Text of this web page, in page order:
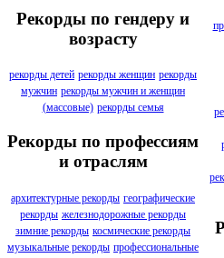
Рекорды по гендеру и
возрасту
рекорды детей рекорды женщин рекорды
мужчин рекорды мужчин и женщин
(массовые) рекорды семья
Рекорды по профессиям
и отраслям
архитектурные рекорды географические
рекорды железнодорожные рекорды
зимние рекорды космические рекорды
музыкальные рекорды профессиональные